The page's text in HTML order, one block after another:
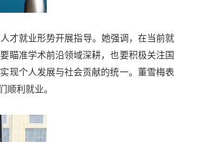
才就业形势开展指导。她强调，在当前就
瞄准学术前沿领域深耕，也要积极关注国
现个人发展与社会贡献的统一。董雪梅表
顺利就业。